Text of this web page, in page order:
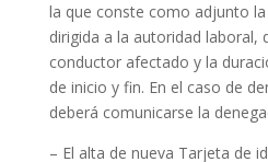
la que conste como adjunto la
dirigida a la autoridad laboral,
conductor afectado y la
de inicio y fin. En el caso de
deberá comunicarse la
– El alta de nueva Tarjeta de